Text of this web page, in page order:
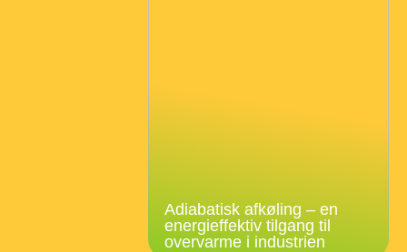
Adiabatisk afkøling – en
energieffektiv tilgang til
overvarme i industrien